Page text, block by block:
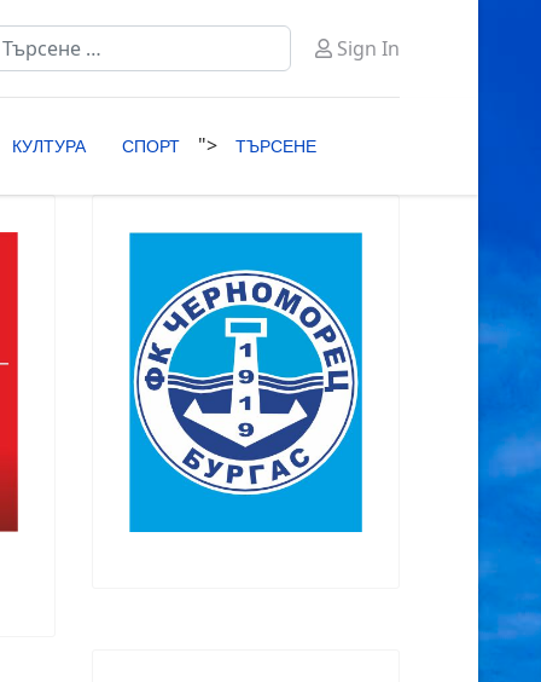
Sign In
КУЛТУРА СПОРТ "> ТЪРСЕНЕ